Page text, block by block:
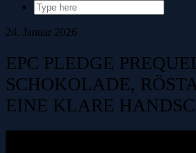
24. Januar 2026
EPC PLEDGE
SCHOKOLADE,
EINE KLARE